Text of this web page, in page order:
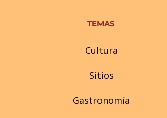
TEMAS
Cultura
Sitios
Gastronomía